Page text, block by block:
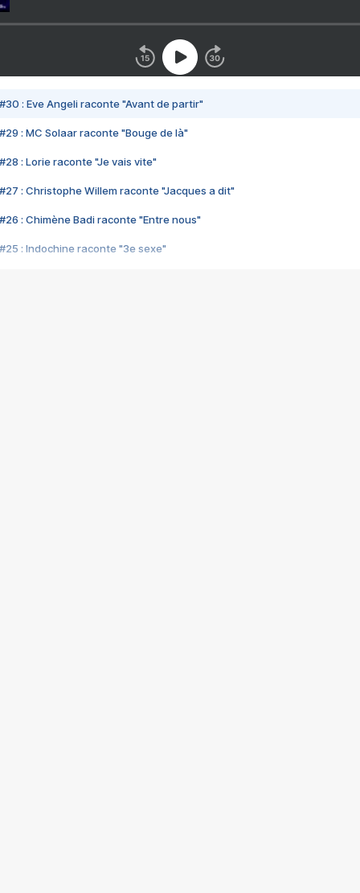
#30 : Eve Angeli raconte "Avant de partir"
#29 : MC Solaar raconte "Bouge de là"
#28 : Lorie raconte "Je vais vite"
#27 : Christophe Willem raconte "Jacques a dit"
#26 : Chimène Badi raconte "Entre nous"
#25 : Indochine raconte "3e sexe"